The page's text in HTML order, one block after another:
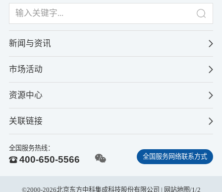
新闻与资讯
市场活动
资源中心
关联链接
全国服务热线：
400-650-5566 全国服务网络联系方式
©2000-2026北京东方中科集成科技股份有限公司 | 网站地图/1 /2